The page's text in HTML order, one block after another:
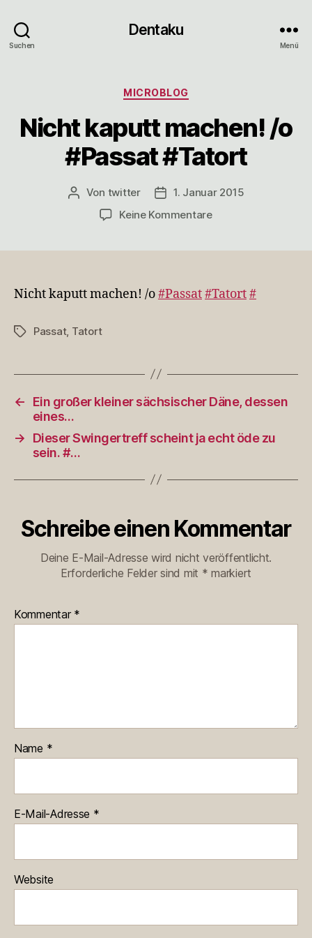
Suchen
Dentaku
Menü
Kategorien
MICROBLOG
Nicht kaputt machen! /o
#Passat #Tatort
Beitragsautor
Von twitter Veröffentlichungsdatum
1. Januar 2015
Keine Kommentarezu
#Passat
Nicht kaputt machen! /o#Passat#Tatort#
Schlagwörter
Passat, Tatort
←
Ein großer kleiner sächsischer Däne, dessen
eines…
→
Dieser Swingertreff scheint ja echt öde zu
sein. #…
Schreibe einen Kommentar
Deine E-Mail-Adresse wird nicht veröffentlicht.
Erforderliche Felder sind mit * markiert
Kommentar *
Name *
E-Mail-Adresse *
Website